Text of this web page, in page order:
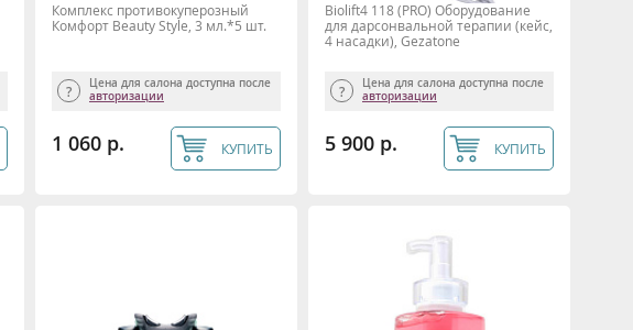
Комплекс противокуперозный
Комфорт Beauty Style, 3 мл.*5 шт.
Цена для салона доступна после
авторизации
1 060 р. КУПИТЬ
Biolift4 118 (PRO) Оборудование
для дарсонвальной терапии (кейс,
4 насадки), Gezatone
Цена для салона доступна после
авторизации
5 900 р. КУПИТЬ